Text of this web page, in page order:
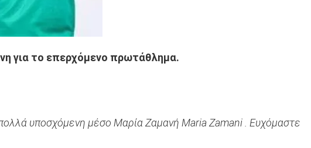
για το επερχόμενο πρωτάθλημα.
υποσχόμενη μέσο Μαρία Ζαμανή Maria Zamani . Ευχόμαστε